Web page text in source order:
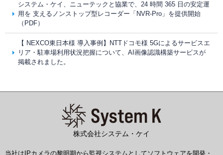
システム・ケイ、ニューテックと協業で、24 時間 365 日の安定運
用を 支えるノンストップ型レコーダー「NVR-Pro」を提供開始
（PDF）
【 NEXCO東日本様 導入事例】NTTドコモ様 5Gによるサービスエ
リア・駐車場利用状況把握について、AI画像認識構築サービスが
掲載されました。
株式会社システム・ケイ
当社はIPカメラの黎明期から監視システムとしてソフトウェアを開発・